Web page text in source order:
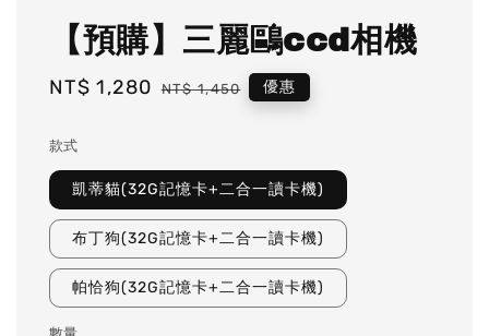
【預購】三麗鷗ccd相機
Sale
NT$ 1,280 Regular
NT$ 1,450 優惠
款式
凱蒂貓(32G記憶卡+二合一讀卡機)
布丁狗(32G記憶卡+二合一讀卡機)
帕恰狗(32G記憶卡+二合一讀卡機)